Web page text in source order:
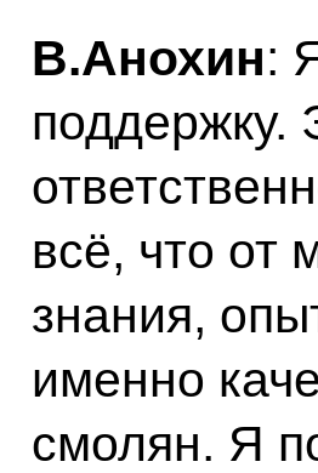
В.Анохин:
поддержку.
всё, что от
знания,
именно
смолян. Я